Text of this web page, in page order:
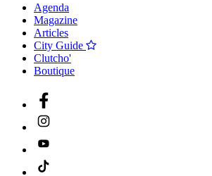
Agenda
Magazine
Articles
City Guide
Clutcho'
Boutique